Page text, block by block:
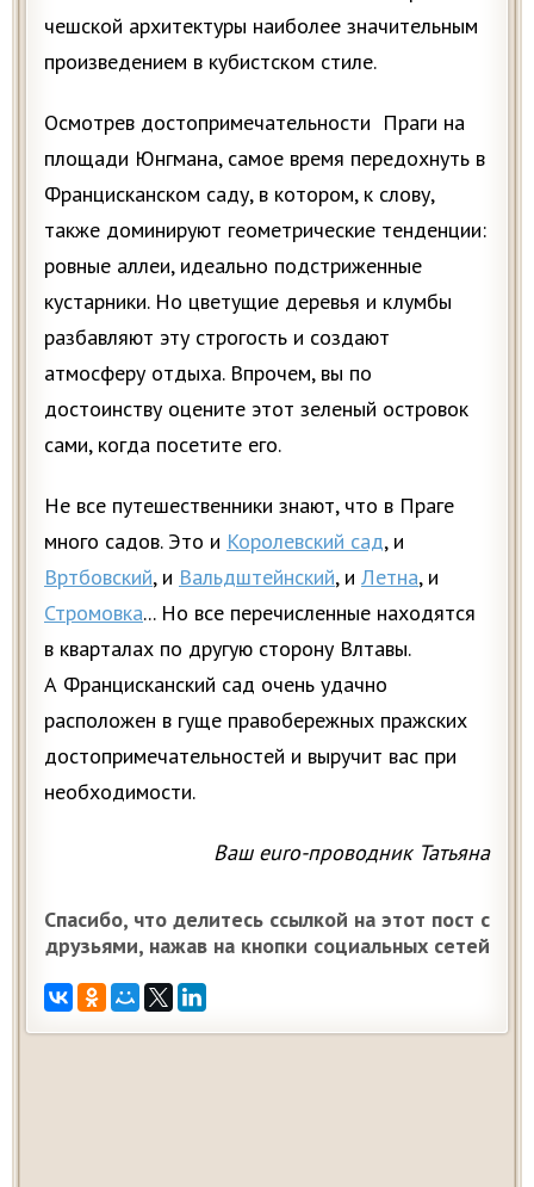
чешской архитектуры наиболее значительным
произведением в кубистском стиле.
Осмотрев достопримечательности Праги на
площади Юнгмана, самое вpемя передохнуть в
Францисканском саду, в котором, к слову,
также доминируют геометрические тенденции:
ровные аллеи, идеально подстриженные
кустарники. Но цветущие деревья и клумбы
разбавляют эту строгость и создают
атмосферу отдыха. Впрочем, вы по
достоинству оцените этот зеленый островок
сами, когда посетите его.
Не все путешественники знают, что в Праге
много садов. Это и Королевский сад, и
Вртбовский, и Вальдштейнский, и Летна, и
Стромовка... Но все перечисленные находятся
в кварталах по другую сторону Влтавы.
А Францисканский сад очень удачно
расположен в гуще правобережных пражских
достопримечательностей и выручит вас при
необходимости.
Ваш euro-проводник Татьяна
Спасибо, что делитесь ссылкой на этот пост с
друзьями, нажав на кнопки социальных сетей